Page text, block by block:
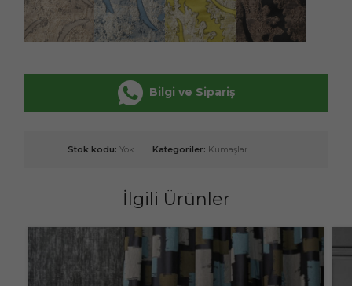
Bilgi ve Sipariş
Stok kodu: Yok Kategoriler: Kumaşlar
İlgili Ürünler